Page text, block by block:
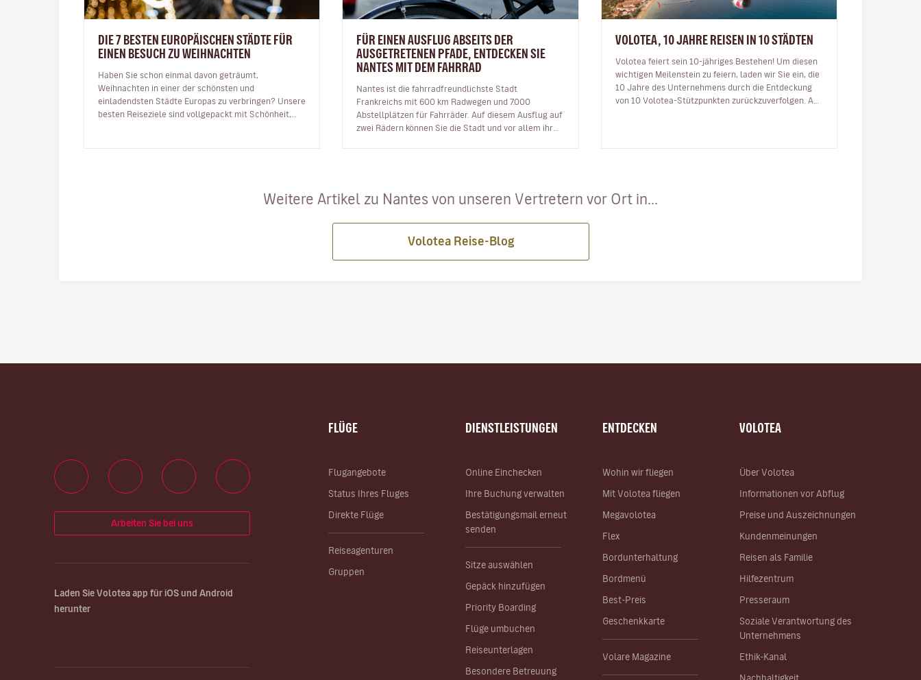
DIE 7 BESTEN EUROPÄISCHEN STÄDTE FÜR
EINEN BESUCH ZU WEIHNACHTEN
Haben Sie schon einmal davon geträumt,
Weihnachten in einer der schönsten und
einladendsten Städte Europas zu verbringen? Unsere
besten Reiseziele sind vollgepackt mit Schönheit,
FÜR EINEN AUSFLUG ABSEITS DER
AUSGETRETENEN PFADE, ENTDECKEN SIE
NANTES MIT DEM FAHRRAD
Nantes ist die fahrradfreundlichste Stadt
Frankreichs mit 600 km Radwegen und 7.000
Abstellplätzen für Fahrräder. Auf diesem Ausflug auf
zwei Rädern können Sie die Stadt und vor allem ihre
VOLOTEA, 10 JAHRE REISEN IN 10 STÄDTEN
Volotea feiert sein 10-jähriges Bestehen! Um diesen
wichtigen Meilenstein zu feiern, laden wir Sie ein, die
10 Jahre des Unternehmens durch die Entdeckung
von 10 Volotea-Stützpunkten zurückzuverfolgen. Am
Weitere Artikel zu Nantes von unseren Vertretern vor Ort in...
Volotea Reise-Blog
FLÜGE
Flugangebote
Status Ihres Fluges
Direkte Flüge
Reiseagenturen
Gruppen
DIENSTLEISTUNGEN
Online Einchecken
Ihre Buchung verwalten
Bestätigungsmail erneut
senden
Sitze auswählen
Gepäck hinzufügen
Priority Boarding
Flüge umbuchen
Reiseunterlagen
Besondere Betreuung
ENTDECKEN
Wohin wir fliegen
Mit Volotea fliegen
Megavolotea
Flex
Bordunterhaltung
Bordmenü
Best-Preis
Geschenkkarte
Volare Magazine
VOLOTEA
Über Volotea
Informationen vor Abflug
Preise und Auszeichnungen
Kundenmeinungen
Reisen als Familie
Hilfezentrum
Presseraum
Soziale Verantwortung des
Unternehmens
Ethik-Kanal
Arbeiten Sie bei uns
Laden Sie Volotea app für iOS und Android
herunter